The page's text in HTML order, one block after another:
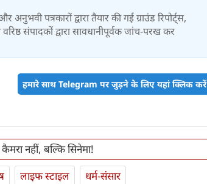
अनुभवी पत्रकारों द्वारा तैयार की गई ग्राउंड रिपोर्ट्स,
संपादकों द्वारा सावधानीपूर्वक जांच-परख कर
हमारे साथ Telegram पर जुड़ने के लिए यहां क्लिक करें
नहीं, बल्कि सिनेमा!
लाइफ स्‍टाइल
धर्म-संसार